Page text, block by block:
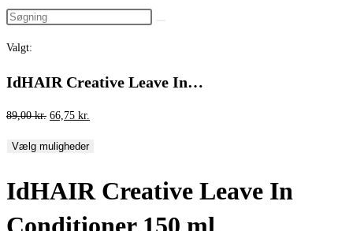
Valgt:
IdHAIR Creative Leave In…
89,00kr. Den
pris
89,00 kr..
66,75 kr.
66,75 kr..
Vælg muligheder
IdHAIR Creative Leave In
Conditioner 150 ml